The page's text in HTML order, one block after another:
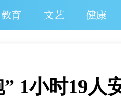
教育 文艺 健康
1小时19人